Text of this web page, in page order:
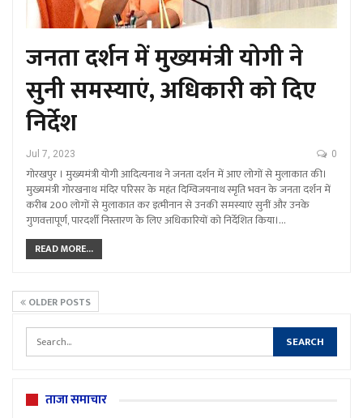
जनता दर्शन में मुख्यमंत्री योगी ने
सुनी समस्याएं, अधिकारी को दिए
निर्देश
Jul 7, 2023 0
गोरखपुर । मुख्यमंत्री योगी आदित्यनाथ ने जनता दर्शन में आए लोगों से मुलाकात की।
मुख्यमंत्री गोरखनाथ मंदिर परिसर के महंत दिग्विजयनाथ स्मृति भवन के जनता दर्शन में
करीब 200 लोगों से मुलाकात कर इत्मीनान से उनकी समस्याएं सुनीं और उनके
गुणवत्तापूर्ण, पारदर्शी निस्तारण के लिए अधिकारियों को निर्देशित किया।…
READ MORE...
OLDER POSTS
ताजा समाचार